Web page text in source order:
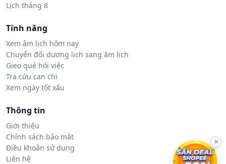
Lịch tháng 8
Tính năng
Xem âm lịch hôm nay
Chuyển đổi dương lịch sang âm lịch
Gieo quẻ hỏi việc
Tra cứu can chi
Xem ngày tốt xấu
Thông tin
Giới thiệu
Chính sách bảo mật
Điều khoản sử dụng
Liên hệ
×